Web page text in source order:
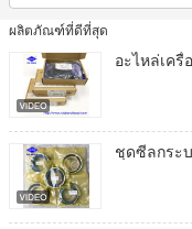
ผลิตภัณฑ์ที่ดีที่สุด
อะไหล่เค
ชุดซีลกระ